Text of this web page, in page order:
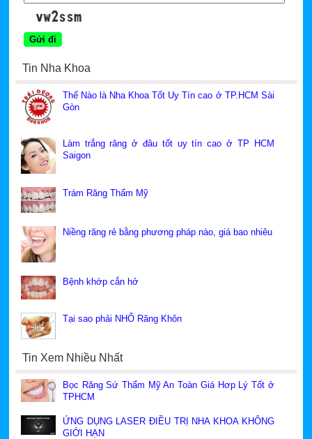
Tin Nha Khoa
Thế Nào là Nha Khoa Tốt Uy Tín cao ở TP.HCM Sài
Gòn
Làm trắng răng ở đâu tốt uy tín cao ở TP HCM
Saigon
Trám Răng Thẩm Mỹ
Niềng răng rẻ bằng phương pháp nào, giá bao nhiêu
Bệnh khớp cắn hở
Tại sao phải NHỔ Răng Khôn
Tin Xem Nhiều Nhất
Bọc Răng Sứ Thẩm Mỹ An Toàn Giá Hơp Lý Tốt ở
TPHCM
ỨNG DỤNG LASER ĐIỀU TRỊ NHA KHOA KHÔNG
GIỚI HẠN